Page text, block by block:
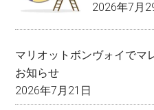
2026年7月
マリオットボンヴォイでマ
お知らせ
2026年7月21日